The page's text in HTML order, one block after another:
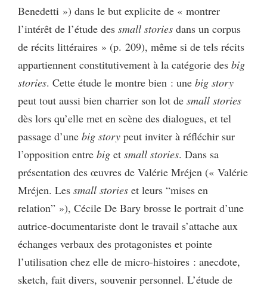
Benedetti ») dans le but explicite de « montrer
l’intérêt de l’étude des small stories dans un corpus
de récits littéraires » (p. 209), même si de tels récits
appartiennent constitutivement à la catégorie des big
stories. Cette étude le montre bien : une big story
peut tout aussi bien charrier son lot de small stories
dès lors qu’elle met en scène des dialogues, et tel
passage d’une big story peut inviter à réfléchir sur
l’opposition entre big et small stories. Dans sa
présentation des œuvres de Valérie Mréjen (« Valérie
Mréjen. Les small stories et leurs “mises en
relation” »), Cécile De Bary brosse le portrait d’une
autrice-documentariste dont le travail s’attache aux
échanges verbaux des protagonistes et pointe
l’utilisation chez elle de micro-histoires : anecdote,
sketch, fait divers, souvenir personnel. L’étude de